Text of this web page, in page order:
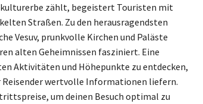
zählt, begeistert Touristen mit
Straßen. Zu den herausragendsten
Vesuv, prunkvolle Kirchen und Paläste
alten Geheimnissen fasziniert. Eine
Aktivitäten und Höhepunkte zu entdecken,
Reisender wertvolle Informationen liefern.
um deinen Besuch optimal zu